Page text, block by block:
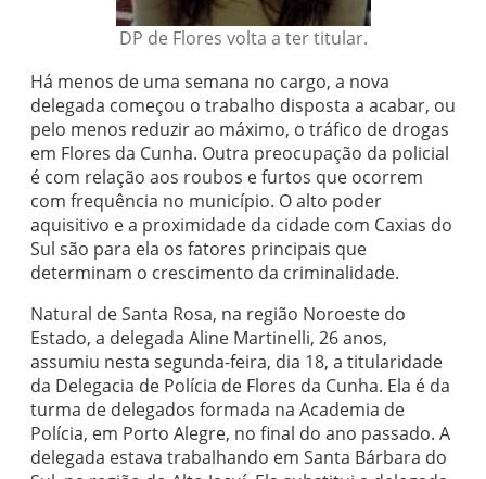
DP de Flores volta a ter titular.
Há menos de uma semana no cargo, a nova
delegada começou o trabalho disposta a acabar, ou
pelo menos reduzir ao máximo, o tráfico de drogas
em Flores da Cunha. Outra preocupação da policial
é com relação aos roubos e furtos que ocorrem
com frequência no município. O alto poder
aquisitivo e a proximidade da cidade com Caxias do
Sul são para ela os fatores principais que
determinam o crescimento da criminalidade.
Natural de Santa Rosa, na região Noroeste do
Estado, a delegada Aline Martinelli, 26 anos,
assumiu nesta segunda-feira, dia 18, a titularidade
da Delegacia de Polícia de Flores da Cunha. Ela é da
turma de delegados formada na Academia de
Polícia, em Porto Alegre, no final do ano passado. A
delegada estava trabalhando em Santa Bárbara do